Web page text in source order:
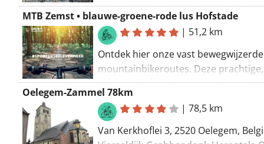
Carolus of Duvel. Fiets tot bij de
Het Anker en Duvel Moortgat, twee
wereldtoppers van bij ons. Tussenin?
waterrijke natuur van Scheldeland en
knappe Mechelse monumenten.
Provinciaal Sport- en
Nekker, Brouwerij Het Anker,
Klein-Willbroek, Broek De Naeyer,
Duvel Moortgat, Hertenboerderij
Stokerij De Molenberg,
MTB Zemst • blauwe-groene-rode lus Hofstade
| 51,2 km
Ontdek hier onze vast bewegwijzerde
mountainbikeroutes. Deze prachtige,
sportief uitdagende routes zijn
uitgestippeld met oog voor de
Oelegem-Zammel 78km
|78,5 km
Van Kerkhoflei 3, 2520 Oelegem,